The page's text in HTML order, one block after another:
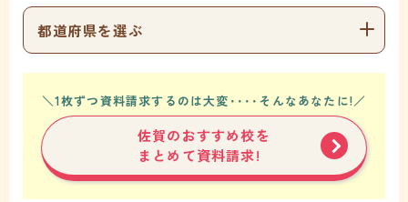
都道府県を選ぶ
＼1枚ずつ資料請求するのは大変････そんなあなたに!／
佐賀のおすすめ校を
まとめて資料請求!